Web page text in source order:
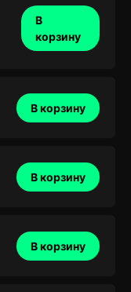
В
корзину
В корзину
В корзину
В корзину